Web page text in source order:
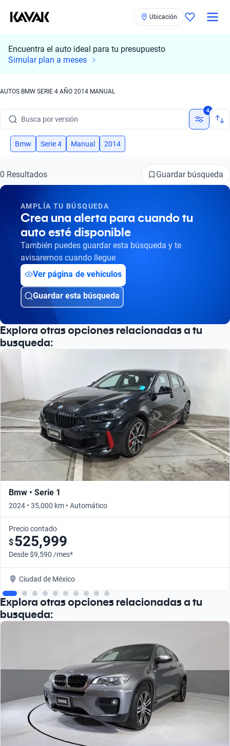
Ubicación
Encuentra el auto ideal para tu presupuesto
Simular plan a meses
AUTOS BMW SERIE 4 AÑO 2014 MANUAL
Busca por marca
Busca por año
Busca por marca
Busca por modelo
Busca por año
4
Bmw Serie 4 Manual 2014
0 Resultados Guardar búsqueda
AMPLÍA TU BÚSQUEDA
Crea una alerta para cuando tu
auto esté disponible
También puedes guardar esta búsqueda y te
avisaremos cuando llegue
Ver página de vehículos
Guardar esta búsqueda
Explora otras opciones relacionadas a tu
busqueda:
Bmw • Serie 1
2024 • 35,000 km • Automático
Precio contado
$525,999
Desde $9,590 /mes*
Ciudad de México
Explora otras opciones relacionadas a tu
busqueda: